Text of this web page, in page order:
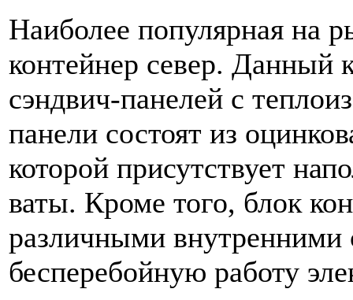
Наиболее популярная на
контейнер север. Данный
сэндвич-панелей с
панели состоят из
которой присутствует
ваты. Кроме того, блок
различными
бесперебойную работу